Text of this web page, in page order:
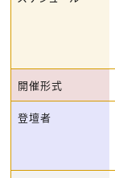
開催形式
登壇者